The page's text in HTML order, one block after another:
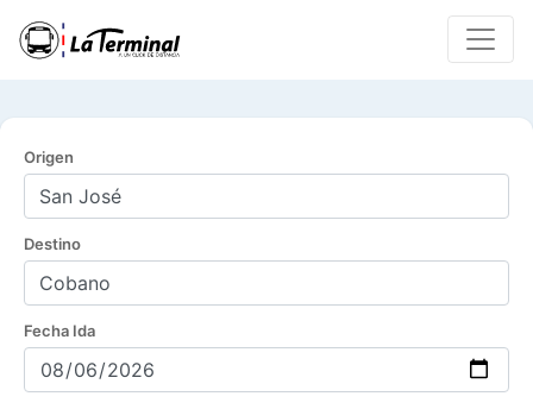
Origen
Destino
Fecha Ida